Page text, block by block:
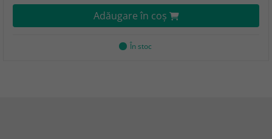
Adăugare în coş
În stoc